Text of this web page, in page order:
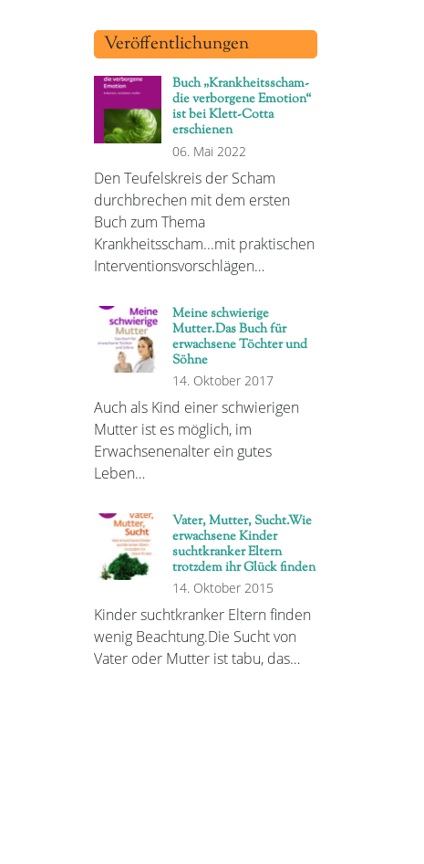
Veröffentlichungen
Buch „Krankheitsscham-
die verborgene Emotion“
ist bei Klett-Cotta
erschienen
06. Mai 2022
Den Teufelskreis der Scham
durchbrechen mit dem ersten
Buch zum Thema
Krankheitsscham...mit praktischen
Interventionsvorschlägen…
Meine schwierige
Mutter.Das Buch für
erwachsene Töchter und
Söhne
14. Oktober 2017
Auch als Kind einer schwierigen
Mutter ist es möglich, im
Erwachsenenalter ein gutes
Leben…
Vater, Mutter, Sucht.Wie
erwachsene Kinder
suchtkranker Eltern
trotzdem ihr Glück finden
14. Oktober 2015
Kinder suchtkranker Eltern finden
wenig Beachtung.Die Sucht von
Vater oder Mutter ist tabu, das…